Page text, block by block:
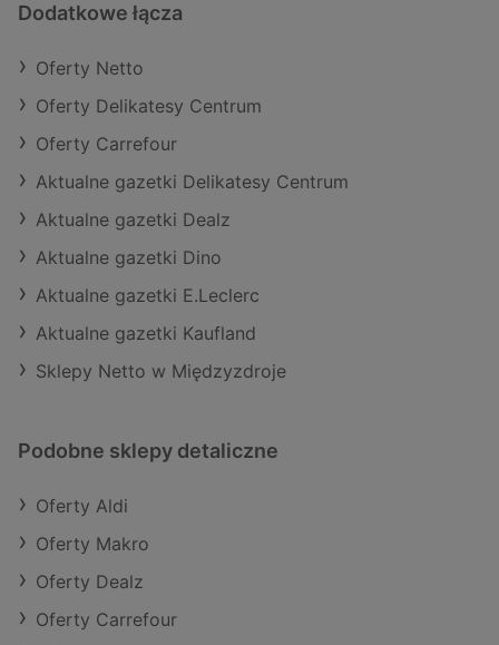
Dodatkowe łącza
Oferty Netto
Oferty Delikatesy Centrum
Oferty Carrefour
Aktualne gazetki Delikatesy Centrum
Aktualne gazetki Dealz
Aktualne gazetki Dino
Aktualne gazetki E.Leclerc
Aktualne gazetki Kaufland
Sklepy Netto w Międzyzdroje
Podobne sklepy detaliczne
Oferty Aldi
Oferty Makro
Oferty Dealz
Oferty Carrefour